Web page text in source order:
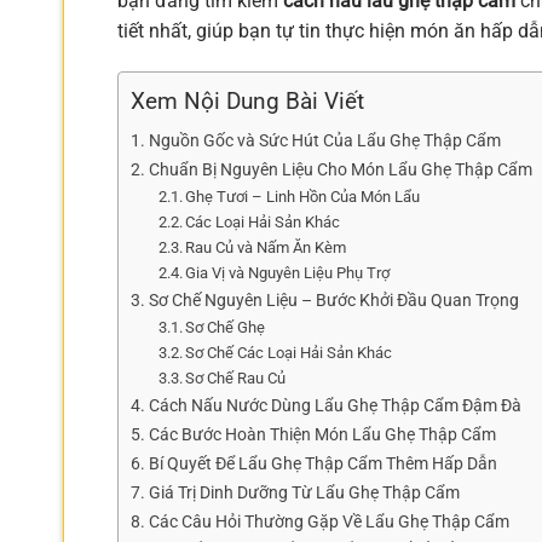
tiết nhất, giúp bạn tự tin thực hiện món ăn hấp
Xem Nội Dung Bài Viết
Nguồn Gốc và Sức Hút Của Lẩu Ghẹ Thập Cẩm
Chuẩn Bị Nguyên Liệu Cho Món Lẩu Ghẹ Thập Cẩm
Ghẹ Tươi – Linh Hồn Của Món Lẩu
Các Loại Hải Sản Khác
Rau Củ và Nấm Ăn Kèm
Gia Vị và Nguyên Liệu Phụ Trợ
Sơ Chế Nguyên Liệu – Bước Khởi Đầu Quan Trọng
Sơ Chế Ghẹ
Sơ Chế Các Loại Hải Sản Khác
Sơ Chế Rau Củ
Cách Nấu Nước Dùng Lẩu Ghẹ Thập Cẩm Đậm Đà
Các Bước Hoàn Thiện Món Lẩu Ghẹ Thập Cẩm
Bí Quyết Để Lẩu Ghẹ Thập Cẩm Thêm Hấp Dẫn
Giá Trị Dinh Dưỡng Từ Lẩu Ghẹ Thập Cẩm
Các Câu Hỏi Thường Gặp Về Lẩu Ghẹ Thập Cẩm